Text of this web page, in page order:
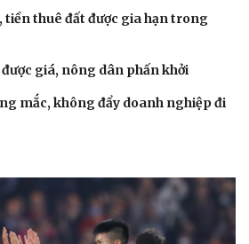
tiền thuê đất được gia hạn trong
giá, nông dân phấn khởi
mắc, không đẩy doanh nghiệp đi